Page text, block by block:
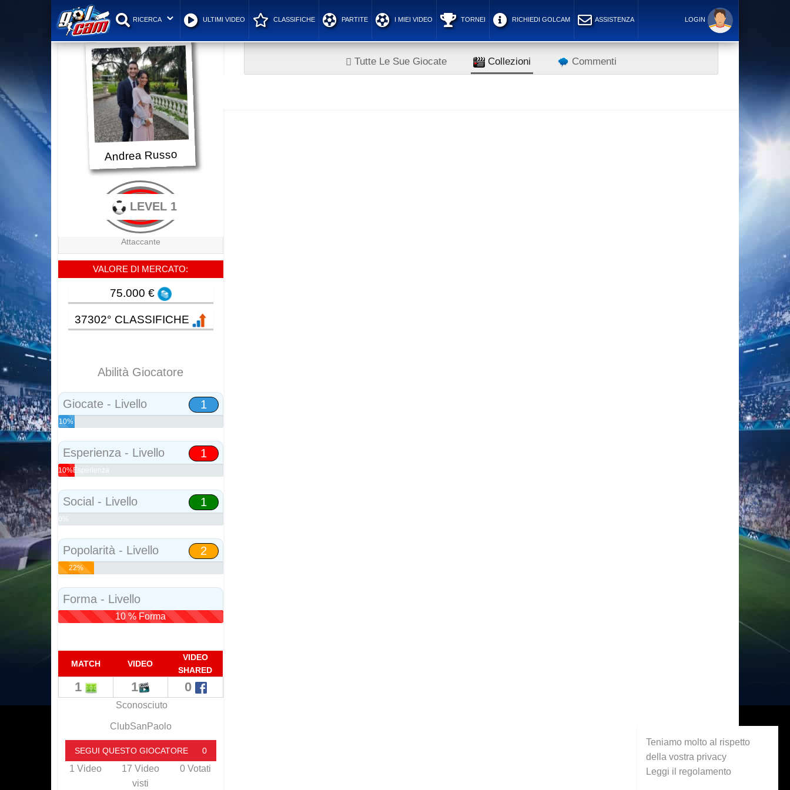
RICERCA ULTIMI VIDEO CLASSIFICHE PARTITE I MIEI VIDEO TORNEI RICHIEDI GOLCAM ASSISTENZA LOGIN
Andrea Russo
LEVEL 1
Attaccante
VALORE DI MERCATO:
75.000 €
37302° CLASSIFICHE
Abilità Giocatore
Giocate - Livello 1
10%
Esperienza - Livello 1
10%Esperienza
Social - Livello 1
0%
Popolarità - Livello 2
22%
Forma - Livello
10 % Forma
MATCH VIDEO
VIDEO
SHARED
1 1 0
Sconosciuto
ClubSanPaolo
SEGUI QUESTO GIOCATORE 0
1 Video 17 Video
visti
0 Votati
Tutte Le Sue Giocate Collezioni Commenti
Teniamo molto al rispetto
della vostra privacy
Leggi il regolamento